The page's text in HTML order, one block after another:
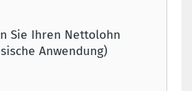
Sie Ihren Nettolohn
Anwendung)